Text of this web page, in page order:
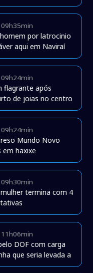
por latrocinio
aqui em Naviraí
flagrante após
de joias no centro
Mundo Novo
em haxixe
termina com 4
DOF com carga
que seria levada a